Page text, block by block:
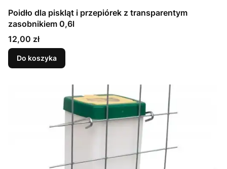
Poidło dla piskląt i przepiórek z transparentym
zasobnikiem 0,6l
Cena
12,00 zł
Do koszyka